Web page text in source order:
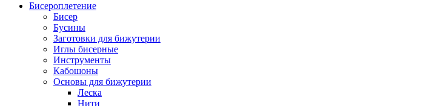
Бисероплетение
Бисер
Бусины
Заготовки для бижутерии
Иглы бисерные
Инструменты
Кабошоны
Основы для бижутерии
Леска
Нити